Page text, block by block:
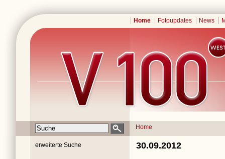
Home Fotoupdates News
Home
erweiterte Suche 30.09.2012